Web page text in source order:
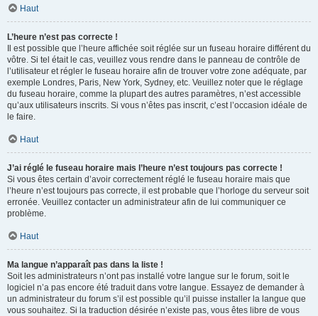
Haut
L’heure n’est pas correcte !
Il est possible que l’heure affichée soit réglée sur un fuseau horaire différent du
vôtre. Si tel était le cas, veuillez vous rendre dans le panneau de contrôle de
l’utilisateur et régler le fuseau horaire afin de trouver votre zone adéquate, par
exemple Londres, Paris, New York, Sydney, etc. Veuillez noter que le réglage
du fuseau horaire, comme la plupart des autres paramètres, n’est accessible
qu’aux utilisateurs inscrits. Si vous n’êtes pas inscrit, c’est l’occasion idéale de
le faire.
Haut
J’ai réglé le fuseau horaire mais l’heure n’est toujours pas correcte !
Si vous êtes certain d’avoir correctement réglé le fuseau horaire mais que
l’heure n’est toujours pas correcte, il est probable que l’horloge du serveur soit
erronée. Veuillez contacter un administrateur afin de lui communiquer ce
problème.
Haut
Ma langue n’apparaît pas dans la liste !
Soit les administrateurs n’ont pas installé votre langue sur le forum, soit le
logiciel n’a pas encore été traduit dans votre langue. Essayez de demander à
un administrateur du forum s’il est possible qu’il puisse installer la langue que
vous souhaitez. Si la traduction désirée n’existe pas, vous êtes libre de vous